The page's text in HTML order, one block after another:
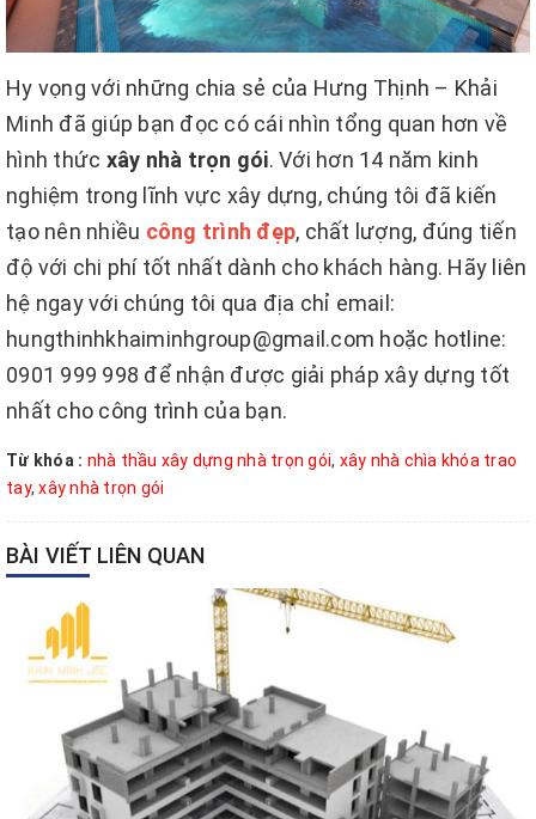
Hy vọng với những chia sẻ của Hưng Thịnh – Khải
Minh đã giúp bạn đọc có cái nhìn tổng quan hơn về
hình thức xây nhà trọn gói. Với hơn 14 năm kinh
nghiệm trong lĩnh vực xây dựng, chúng tôi đã kiến
tạo nên nhiều công trình đẹp, chất lượng, đúng tiến
độ với chi phí tốt nhất dành cho khách hàng. Hãy liên
hệ ngay với chúng tôi qua địa chỉ email:
hungthinhkhaiminhgroup@gmail.com hoặc hotline:
0901 999 998 để nhận được giải pháp xây dựng tốt
nhất cho công trình của bạn.
Từ khóa : nhà thầu xây dựng nhà trọn gói, xây nhà chìa khóa trao
tay,xây nhà trọn gói
BÀI VIẾT LIÊN QUAN